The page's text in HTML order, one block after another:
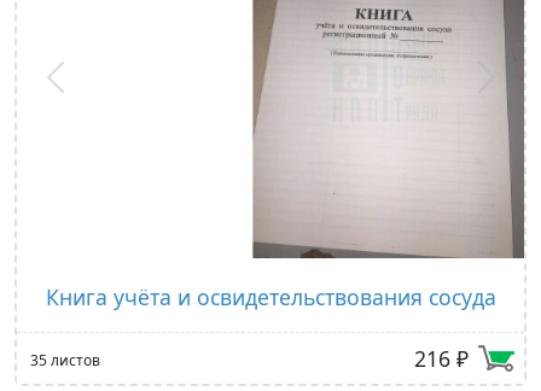
Предыдущий
Книга учёта и освидетельствования сосуда
35 листов 216 ₽